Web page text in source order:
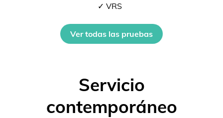
✓ VRS
Ver todas las pruebas
Servicio
contemporáneo